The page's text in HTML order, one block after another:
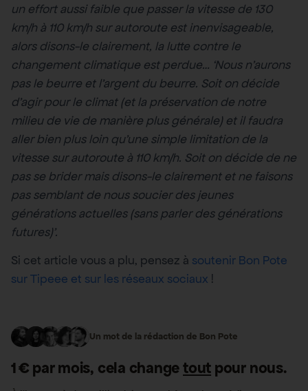
un effort aussi faible que passer la vitesse de 130
km/h à 110 km/h sur autoroute est inenvisageable,
alors disons-le clairement, la lutte contre le
changement climatique est perdue… ‘Nous n’aurons
pas le beurre et l’argent du beurre. Soit on décide
d’agir pour le climat (et la préservation de notre
milieu de vie de manière plus générale) et il faudra
aller bien plus loin qu’une simple limitation de la
vitesse sur autoroute à 110 km/h. Soit on décide de ne
pas se brider mais disons-le clairement et ne faisons
pas semblant de nous soucier des jeunes
générations actuelles (sans parler des générations
futures)’.
Si cet article vous a plu, pensez à soutenir Bon Pote
sur Tipeee et sur les réseaux sociaux !
Un mot de la rédaction de Bon Pote
1 € par mois, cela changetout pour nous.